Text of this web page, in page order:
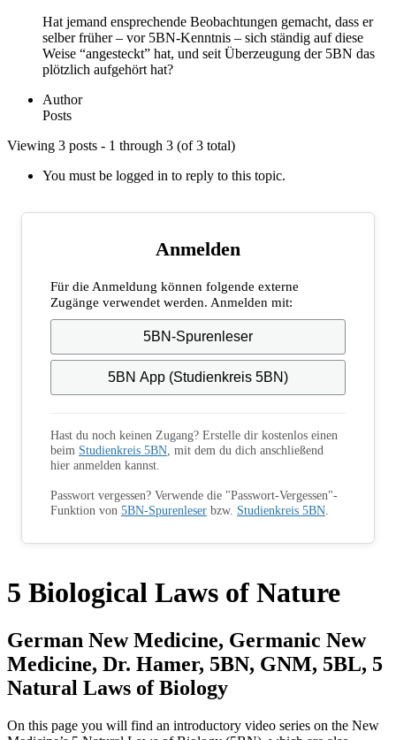
Hat jemand ensprechende Beobachtungen gemacht, dass er
selber früher – vor 5BN-Kenntnis – sich ständig auf diese
Weise “angesteckt” hat, und seit Überzeugung der 5BN das
plötzlich aufgehört hat?
Author
Posts
Viewing 3 posts - 1 through 3 (of 3 total)
You must be logged in to reply to this topic.
Anmelden
Für die Anmeldung können folgende externe
Zugänge verwendet werden. Anmelden mit:
5BN-Spurenleser
5BN App (Studienkreis 5BN)
Hast du noch keinen Zugang? Erstelle dir kostenlos einen
beim Studienkreis 5BN , mit dem du dich anschließend
hier anmelden kannst.
Passwort vergessen? Verwende die "Passwort-Vergessen"-
Funktion von 5BN-Spurenleser bzw. Studienkreis 5BN
5 Biological Laws of Nature
German New Medicine, Germanic New
Medicine, Dr. Hamer, 5BN, GNM, 5BL, 5
Natural Laws of Biology
On this page you will find an introductory video series on the New